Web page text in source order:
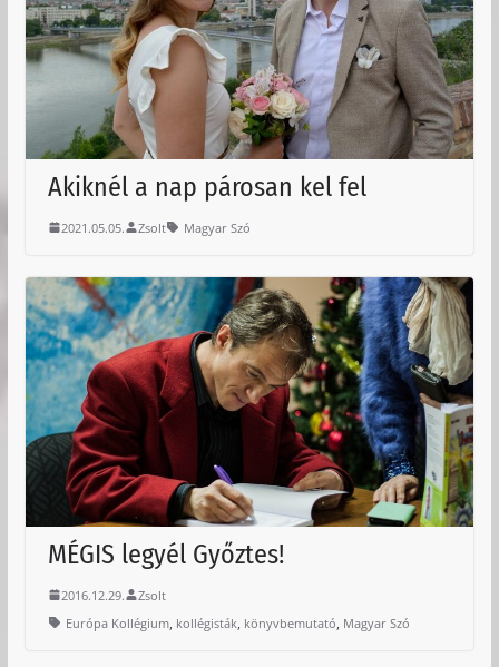
Akiknél a nap párosan kel fel
2021.05.05. Zsolt Magyar Szó
MÉGIS legyél Győztes!
2016.12.29.
Zsolt
Európa Kollégium, kollégisták, könyvbemutató, Magyar Szó